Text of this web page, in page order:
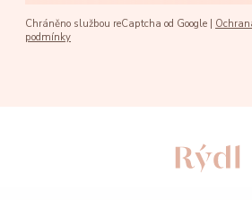
Chráněno službou reCaptcha od Google |
podmínky